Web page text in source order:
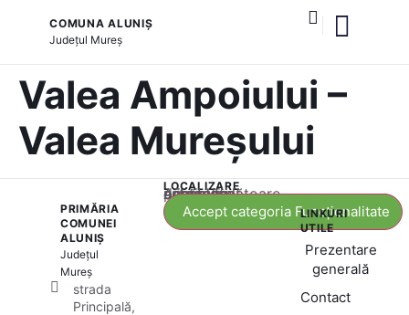
COMUNA ALUNIȘ
Județul Mureș
Valea Ampoiului –
Valea Mureșului
PRIMĂRIA
COMUNEI
ALUNIȘ
Județul
Mureș
strada
Principală,
LOCALIZARE
Acest conținut este blocat până când acceptați categoria corespunzătoare de cookie-uri.
Accept categoria Funcționalitate
LINKURI
UTILE
Prezentare
generală
Contact